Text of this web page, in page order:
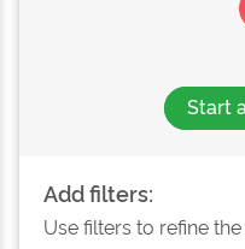
Start
Add filters:
Use filters to refine